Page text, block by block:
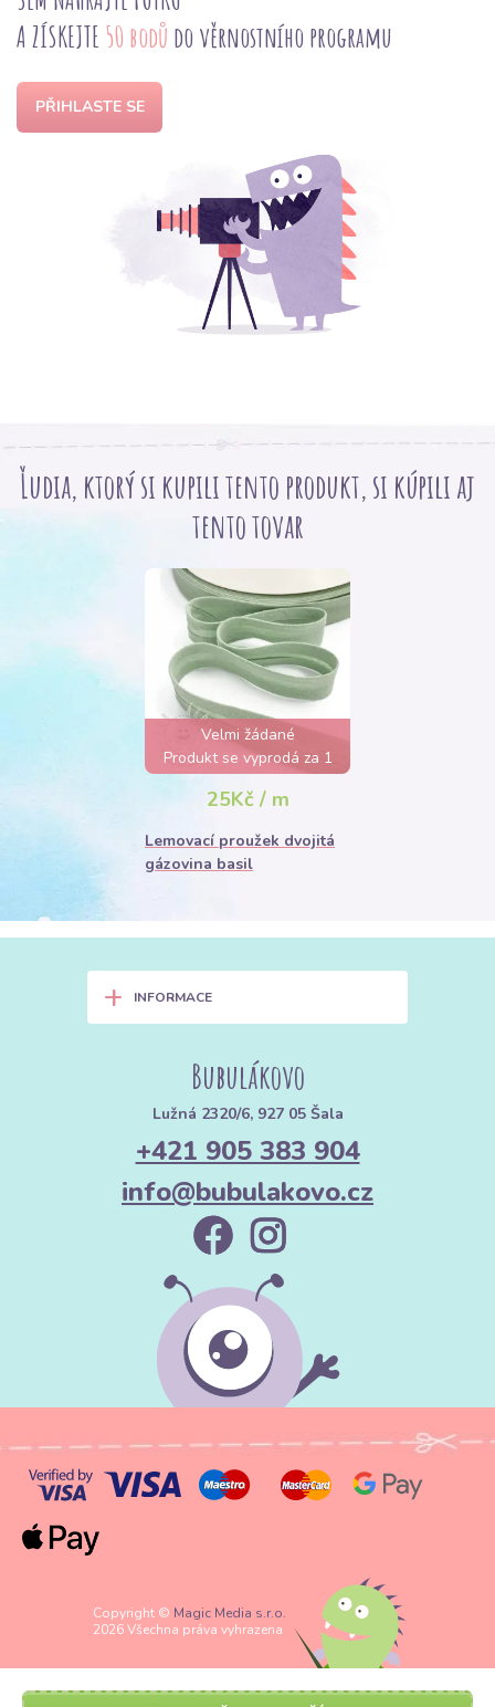
A ZÍSKEJTE 50 bodů do věrnostního programu
PŘIHLASTE SE
Ľudia, ktorý si kupili tento produkt, si kúpili aj
tento tovar
Velmi žádané
Produkt se vyprodá za 1
den
25Kč / m
Lemovací proužek dvojitá
gázovina basil
+ INFORMACE
Bubulákovo
Lužná 2320/6, 927 05 Šala
+421 905 383 904
info@bubulakovo.cz
Copyright © Magic Media s.r.o.
2026 Všechna práva vyhrazena